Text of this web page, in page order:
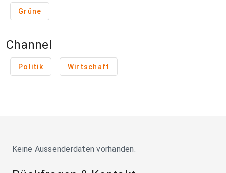
Grüne
Channel
Politik Wirtschaft
Keine Aussenderdaten vorhanden.